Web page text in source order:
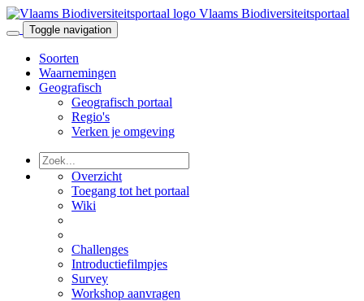
Vlaams Biodiversiteitsportaal
Toggle navigation
Soorten
Waarnemingen
Geografisch
Geografisch portaal
Regio's
Verken je omgeving
Overzicht
Toegang tot het portaal
Wiki
Challenges
Introductiefilmpjes
Survey
Workshop aanvragen